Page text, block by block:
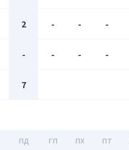
2 - - -
- - - -
7
пд гп пх пт